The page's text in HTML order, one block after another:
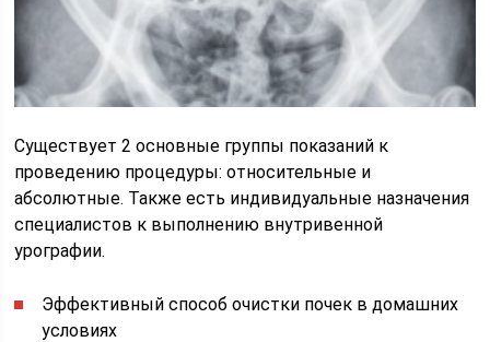
Существует 2 основные группы показаний к
проведению процедуры: относительные и
абсолютные. Также есть индивидуальные назначения
специалистов к выполнению внутривенной
урографии.
Эффективный способ очистки почек в домашних
условиях